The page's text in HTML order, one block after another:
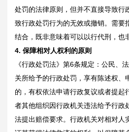
处罚的法律原则，但并不直接导致行
致行政处罚行为的无效或撤销。需要
结合，既非意味着可以以行代刑，也
4. 保障相对人权利的原则
《行政处罚法》第6条规定：公民、
关所给予的行政处罚，享有陈述权、
的，有权依法申请行政复议或者提起
者其他组织因行政机关违法给予行政
法提出赔偿要求。行政机关对相对人